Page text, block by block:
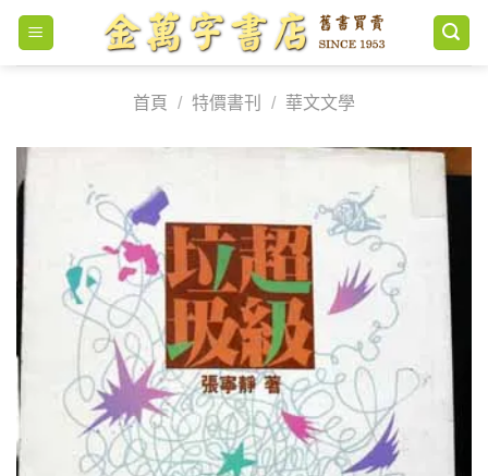
Skip
content
首頁
/ 特價書刊 / 華文文學